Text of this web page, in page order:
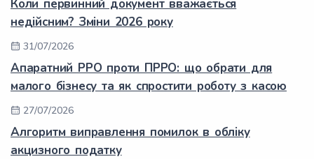
Коли первинний документ вважається
недійсним? Зміни 2026 року
31/07/2026
Апаратний РРО проти ПРРО: що обрати для
малого бізнесу та як спростити роботу з касою
27/07/2026
Алгоритм виправлення помилок в обліку
акцизного податку